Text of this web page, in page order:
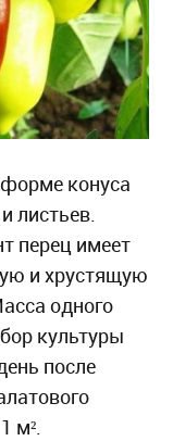
конуса
листьев.
перец имеет
и хрустящую
одного
культуры
после
м².